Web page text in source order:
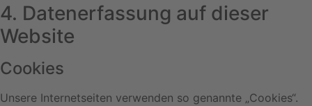
4. Datenerfassung auf dieser
Website
Cookies
Unsere Internetseiten verwenden so genannte „Cookies“.